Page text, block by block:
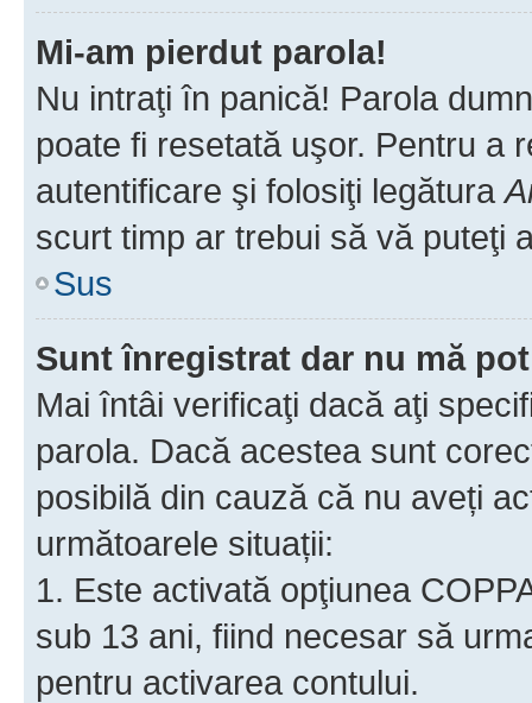
Mi-am pierdut parola!
Nu intraţi în panică! Parola
poate fi resetată uşor. Pentru a
autentificare şi folosiţi legătura
scurt timp ar trebui să vă puteţi
Sus
Sunt înregistrat dar nu mă
Mai întâi verificaţi dacă aţi
parola. Dacă acestea sunt
posibilă din cauză că nu aveți
următoarele situații:
1. Este activată opţiunea
sub 13 ani, fiind necesar să
pentru activarea contului.